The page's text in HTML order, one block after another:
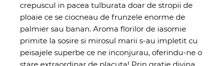
crepuscul in pacea tulburata doar de stropii de
ploaie ce se ciocneau de frunzele enorme de
palmier sau banan. Aroma florilor de iasomie
primite la sosire si mirosul marii s-au impletit cu
peisajele superbe ce ne inconjurau, oferindu-ne o